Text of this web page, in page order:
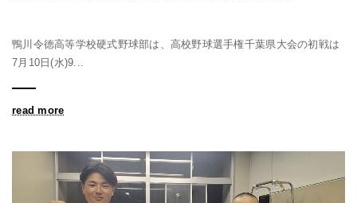
鴨川令徳高等学校硬式野球部は、高校野球選手権千葉県大会の初戦は
7月10日(水)9...
read more